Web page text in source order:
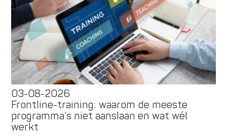
03-08-2026
Frontline-training: waarom de meeste
programma’s niet aanslaan en wat wél
werkt